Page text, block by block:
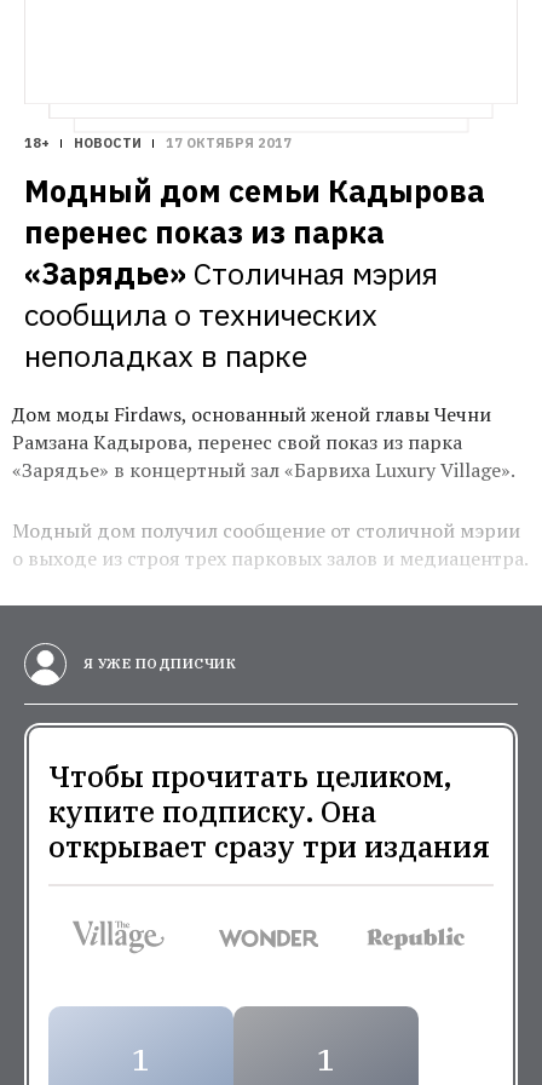
18+ НОВОСТИ 17 ОКТЯБРЯ 2017
Модный дом семьи Кадырова
перенес показ из парка
«Зарядье» Столичная мэрия
сообщила о технических
неполадках в парке
Дом моды Firdaws, основанный женой главы Чечни
Рамзана Кадырова, перенес свой показ из парка
«Зарядье» в концертный зал «Барвиха Luxury Village».
Модный дом получил сообщение от столичной мэрии
о выходе из строя трех парковых залов и медиацентра.
Я УЖЕ ПОДПИСЧИК
Чтобы прочитать целиком,
купите подписку. Она
открывает сразу три издания
1
1